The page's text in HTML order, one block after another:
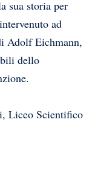
sua storia per
ad
Adolf Eichmann,
dello
Liceo Scientifico